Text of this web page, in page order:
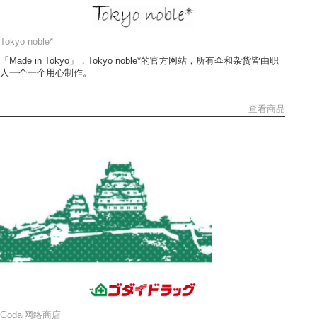
Tokyo noble*
「Made in Tokyo」，Tokyo noble*的官方网站，所有伞和杂货皆由职
人一个一个用心制作。
查看商品
Godai网络商店